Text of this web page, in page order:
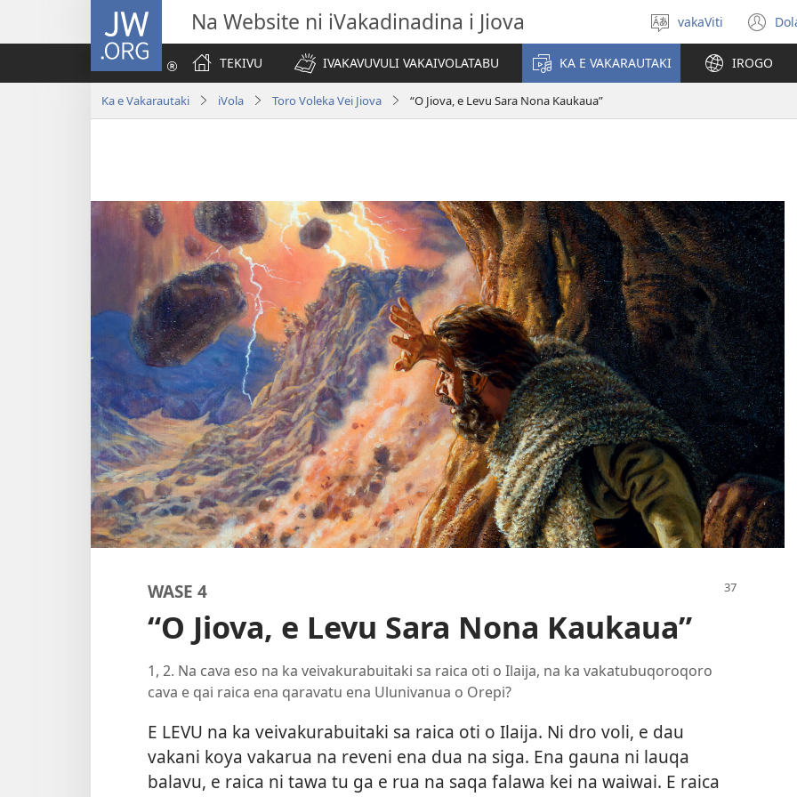
JW.ORG Na Website ni iVakadinadina i Jiova
Digia
na
Vosa
vakaViti
TEKIVU
IVAKAVUVULI VAKAIVOLATABU KA E VAKARAUTAKI IROGO
Ka e Vakarautaki iVola Toro Voleka Vei Jiova “O Jiova, e Levu Sara Nona Kaukaua”
WASE 4
“O Jiova, e Levu Sara Nona Kaukaua”
1, 2. Na cava eso na ka veivakurabuitaki sa raica oti o Ilaija, na ka vakatubuqoroqoro
cava e qai raica ena qaravatu ena Ulunivanua o Orepi?
E LEVU na ka veivakurabuitaki sa raica oti o Ilaija. Ni dro voli, e dau
vakani koya vakarua na reveni ena dua na siga. Ena gauna ni lauqa
balavu, e raica ni tawa tu ga e rua na saqa falawa kei na waiwai. E raica